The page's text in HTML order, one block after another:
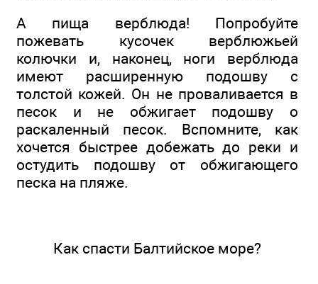
А пища верблюда! Попробуйте
пожевать кусочек верблюжьей
колючки и, наконец, ноги верблюда
имеют расширенную подошву с
толстой кожей. Он не проваливается в
песок и не обжигает подошву о
раскаленный песок. Вспомните, как
хочется быстрее добежать до реки и
остудить подошву от обжигающего
песка на пляже.
Как спасти Балтийское море?